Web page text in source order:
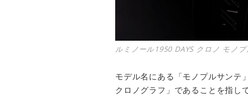
ルミノール1950 DAYS クロノ モノ
モデル名にある「モノプルサンテ
クロノグラフ」であることを指し